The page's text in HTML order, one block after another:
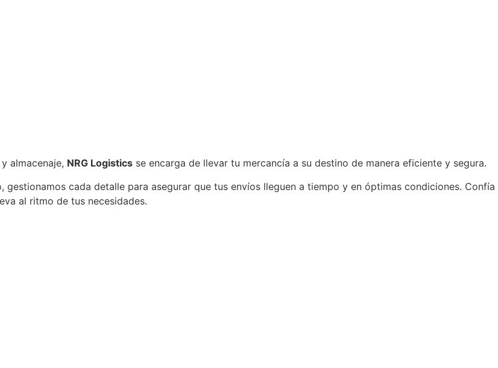
almacenaje, NRG Logistics se encarga de llevar tu mercancía a su destino de manera eficiente y segura.
cada detalle para asegurar que tus envíos lleguen a tiempo y en óptimas condiciones. Confía
al ritmo de tus necesidades.